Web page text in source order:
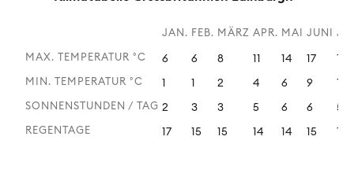
JAN. FEB. MÄRZ APR. MAI JUNI
MAX. TEMPERATUR °C 6 6 8 11 14 17 18
MIN. TEMPERATUR °C 1 1 2 4 6 9 11
SONNENSTUNDEN / TAG 2 3 3 5 6 6 5
REGENTAGE 17 15 15 14 14 15 17